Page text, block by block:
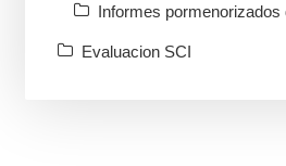
Informes pormenorizados
Evaluacion SCI